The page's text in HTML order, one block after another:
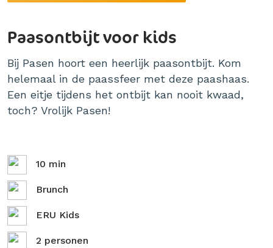
Paasontbijt voor kids
Bij Pasen hoort een heerlijk paasontbijt. Kom
helemaal in de paassfeer met deze paashaas.
Een eitje tijdens het ontbijt kan nooit kwaad,
toch? Vrolijk Pasen!
10 min
Brunch
ERU Kids
2 personen